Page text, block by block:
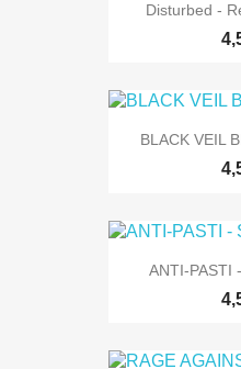
Disturbed -
BLACK VEIL
ANTI-PASTI